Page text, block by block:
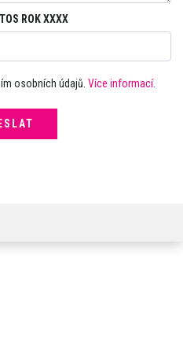
ROK XXXX
osobních údajů. Více informací.